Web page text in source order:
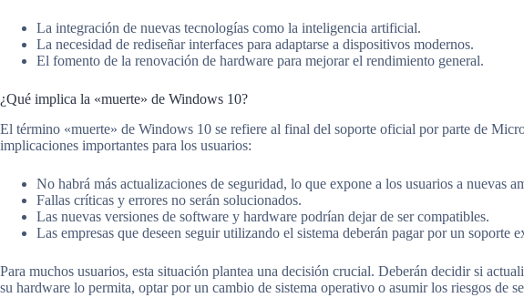
La integración de nuevas tecnologías como la inteligencia artificial.
La necesidad de rediseñar interfaces para adaptarse a dispositivos modernos.
El fomento de la renovación de hardware para mejorar el rendimiento general.
¿Qué implica la «muerte» de Windows 10?
El término «muerte» de Windows 10 se refiere al final del soporte oficial por parte de
implicaciones importantes para los usuarios:
No habrá más actualizaciones de seguridad, lo que expone a los usuarios a nuevas
Fallas críticas y errores no serán solucionados.
Las nuevas versiones de software y hardware podrían dejar de ser compatibles.
Las empresas que deseen seguir utilizando el sistema deberán pagar por un soporte
Para muchos usuarios, esta situación plantea una decisión crucial. Deberán decidir si
su hardware lo permita, optar por un cambio de sistema operativo o asumir los riesgos de